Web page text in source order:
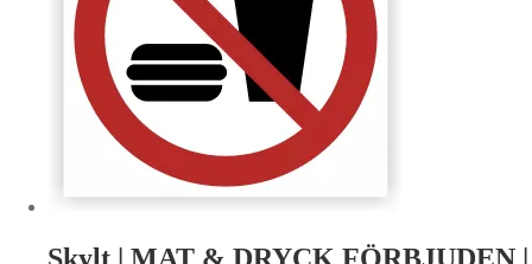
olika
alternativen
kan
väljas
produktsidan